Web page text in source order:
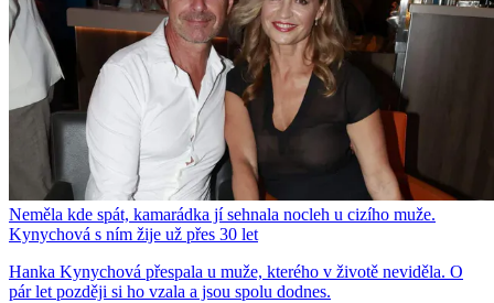
Neměla kde spát, kamarádka jí sehnala nocleh u cizího muže.
Kynychová s ním žije už přes 30 let
Hanka Kynychová přespala u muže, kterého v životě neviděla. O
pár let později si ho vzala a jsou spolu dodnes.